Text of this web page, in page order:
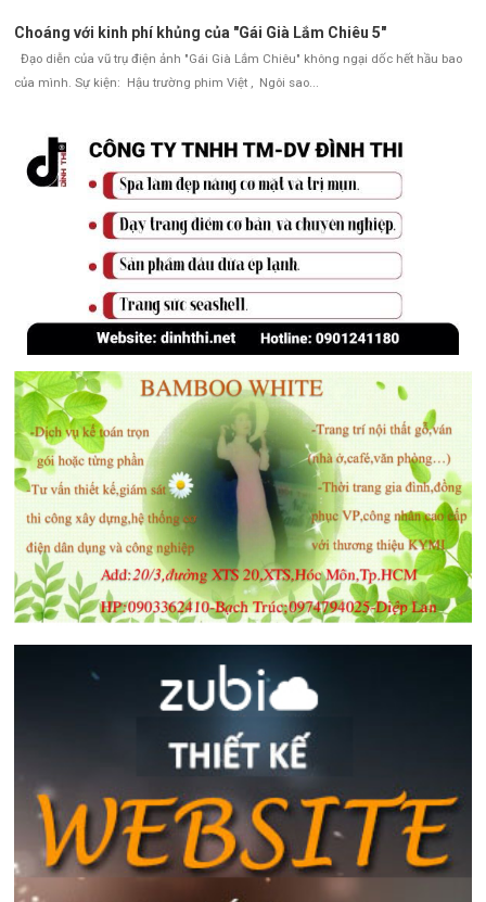
Choáng với kinh phí khủng của "Gái Già Lắm Chiêu 5"
Đạo diễn của vũ trụ điện ảnh "Gái Già Lắm Chiêu" không ngại dốc hết hầu bao
của mình. Sự kiện: Hậu trường phim Việt , Ngôi sao...